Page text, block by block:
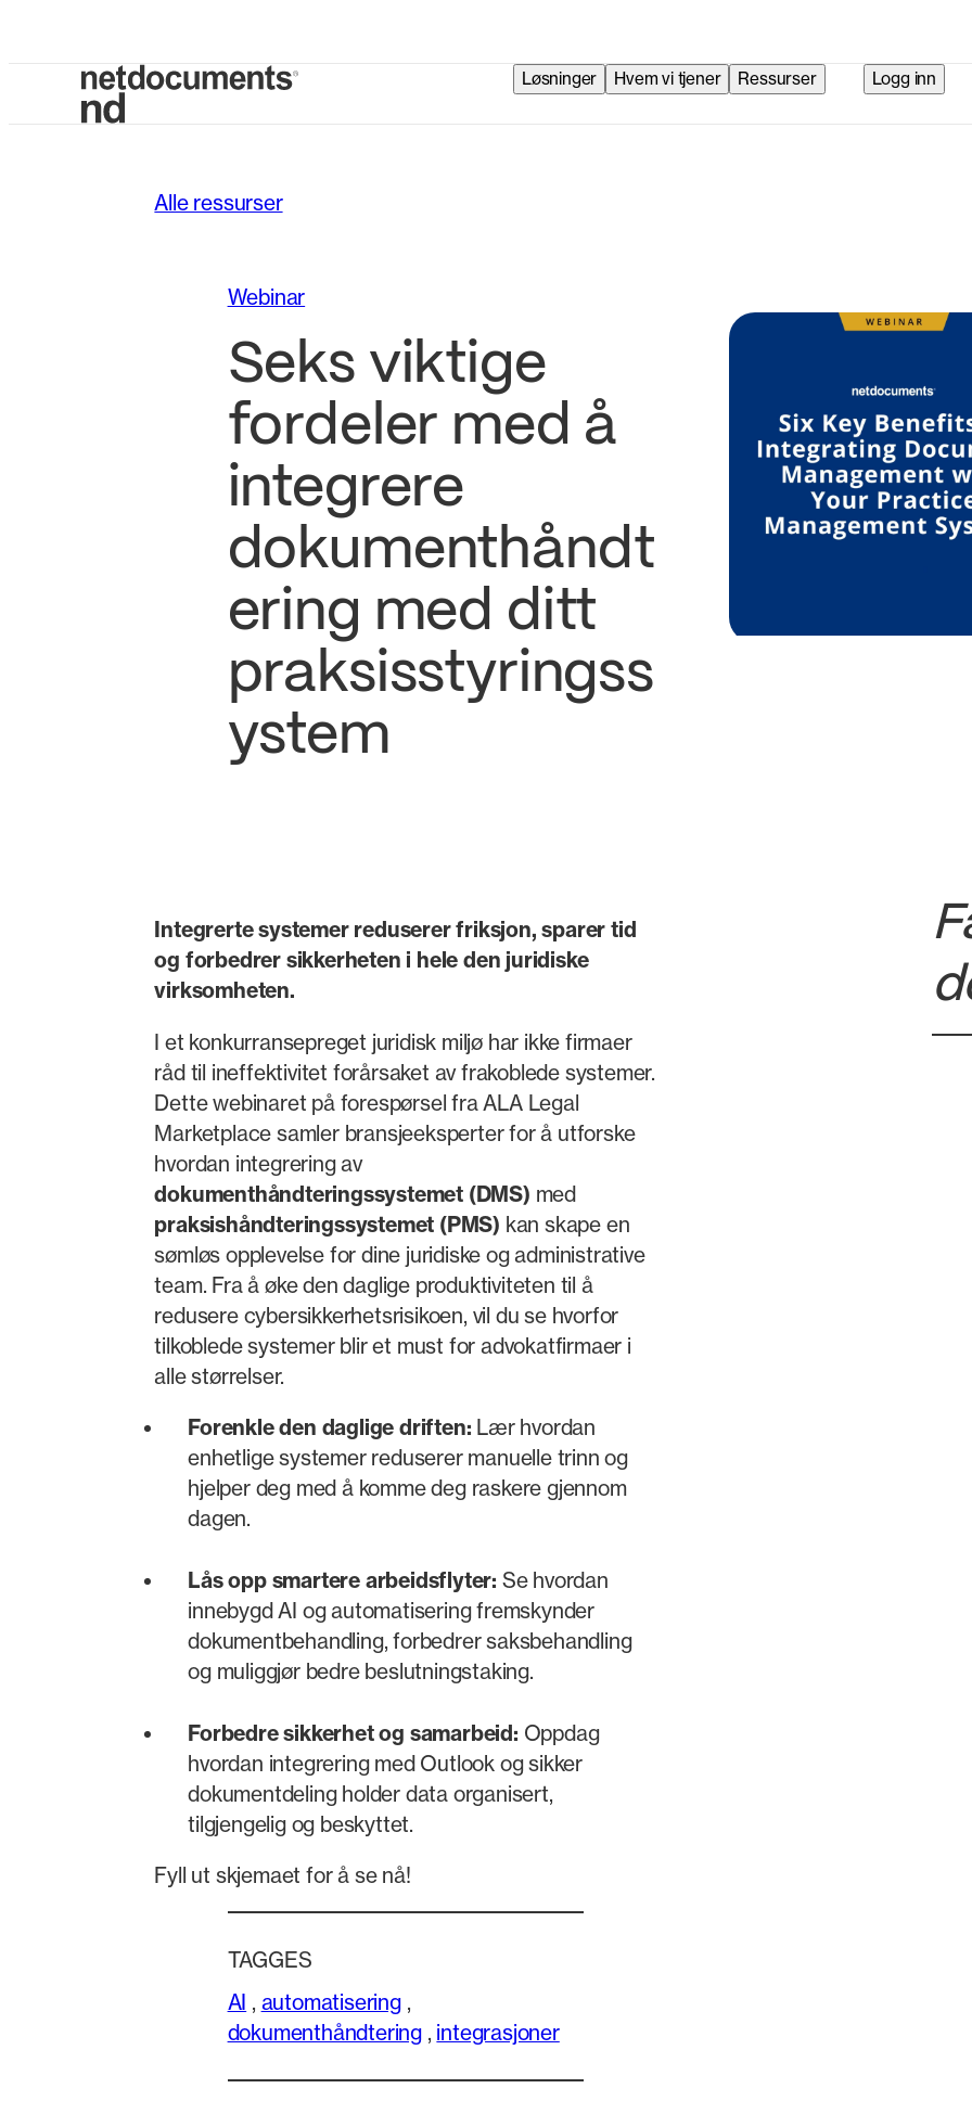
Løsninger Hvem vi tjener Ressurser Logg inn
Alle ressurser
Webinar
Seks viktige
fordeler med å
integrere
dokumenthåndt
ering med ditt
praksisstyringss
ystem
Integrerte systemer reduserer friksjon, sparer tid
og forbedrer sikkerheten i hele den juridiske
virksomheten.
I et konkurransepreget juridisk miljø har ikke firmaer
råd til ineffektivitet forårsaket av frakoblede systemer.
Dette webinaret på forespørsel fra ALA Legal
Marketplace samler bransjeeksperter for å utforske
hvordan integrering av
dokumenthåndteringssystemet (DMS) med
praksishåndteringssystemet (PMS) kan skape en
sømløs opplevelse for dine juridiske og administrative
team. Fra å øke den daglige produktiviteten til å
redusere cybersikkerhetsrisikoen, vil du se hvorfor
tilkoblede systemer blir et must for advokatfirmaer i
alle størrelser.
Forenkle den daglige driften: Lær hvordan
enhetlige systemer reduserer manuelle trinn og
hjelper deg med å komme deg raskere gjennom
dagen.
Lås opp smartere arbeidsflyter: Se hvordan
innebygd AI og automatisering fremskynder
dokumentbehandling, forbedrer saksbehandling
og muliggjør bedre beslutningstaking.
Forbedre sikkerhet og samarbeid: Oppdag
hvordan integrering med Outlook og sikker
dokumentdeling holder data organisert,
tilgjengelig og beskyttet.
Fyll ut skjemaet for å se nå!
TAGGES
AI , automatisering ,
dokumenthåndtering , integrasjoner